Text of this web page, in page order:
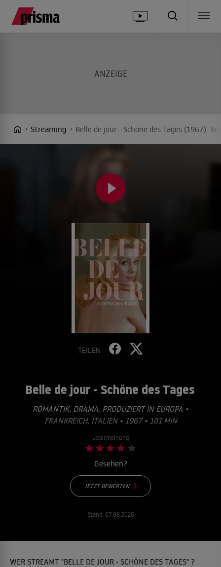
Streaming Belle de jour - Schöne des Tages (1967):
TEILEN
Belle de jour - Schöne des Tages
ROMANTIK, DRAMA, PRODUZIERT IN EUROPA •
FRANKREICH, ITALIEN • 1967 • 101 MIN
Lesermeinung
Gesehen?
JETZT BEWERTEN
Stand: 07.08.2026
WER STREAMT "BELLE DE JOUR - SCHÖNE DES TAGES" ?